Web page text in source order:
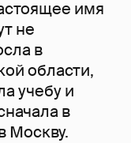
имя
не
в
области,
учебу и
в
Москву.